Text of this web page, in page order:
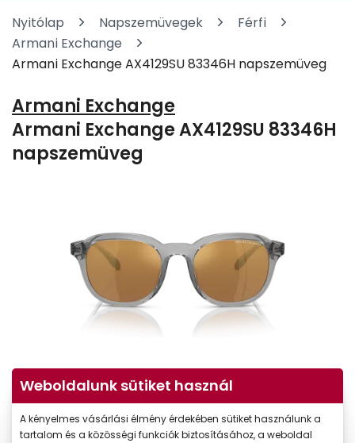
Nyitólap Napszemüvegek
Férfi
Armani Exchange
Armani Exchange AX4129SU 83346H napszemüveg
Armani Exchange
Armani Exchange AX4129SU 83346H
napszemüveg
Weboldalunk sütiket használ
A kényelmes vásárlási élmény érdekében sütiket használunk a
tartalom és a közösségi funkciók biztosításához, a weboldal